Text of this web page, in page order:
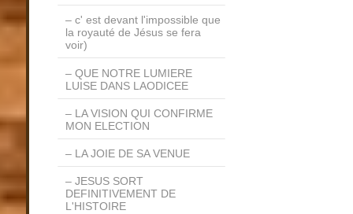
c' est devant l'impossible que
la royauté de Jésus se fera
voir)
QUE NOTRE LUMIERE
LUISE DANS LAODICEE
LA VISION QUI CONFIRME
MON ELECTION
LA JOIE DE SA VENUE
JESUS SORT
DEFINITIVEMENT DE
L'HISTOIRE